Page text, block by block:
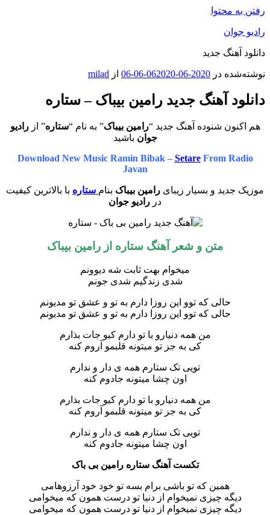
رفتن به محتوا
رادیو جوان
دانلود آهنگ جدید
نوشته‌شده در 2020-06-06
2020-06-06 از milad
دانلود آهنگ جدید رامین بیباک – ستاره
هم اکنون شنوده آهنگ جدید “رامین بیباک” به نام “ستاره” ازرادیو
جوان باشید
Download New Music Ramin Bibak – SetareFrom Radio
Javan
موزیک جدید و بسیار زیبای رامین بیباک بنام ستاره با بالاترین کیفیت
در رادیو جوان
متن و شعر آهنگ ستاره از رامین بیباک
میخوام بهت ثابت شه دیوونم
شدی زندگیم شدی جونم
حالی که توو این روزا دارم به تو و عشق تو مدیونم
حالی که توو این روزا دارم به تو و عشق تو مدیونم
من همه دنیارو با تو دارم کیو جات بذارم
کی به جز تو میتونه قلبمو آروم کنه
تویی تک ستارم همه ی دار و ندارم
اون چشا میتونه جادوم کنه
من همه دنیارو با تو دارم کیو جات بذارم
کی به جز تو میتونه قلبمو آروم کنه
تویی تک ستارم همه ی دار و ندارم
اون چشا میتونه جادوم کنه
تکست آهنگ ستاره رامین بی باک
همین که تو باشی برام بسه تو خود خود آرزوهامی
دیگه چیزی نمیخوام از دنیا تو درست همون که میخوامی
دیگه چیزی نمیخوام از دنیا تو درست همون که میخوامی